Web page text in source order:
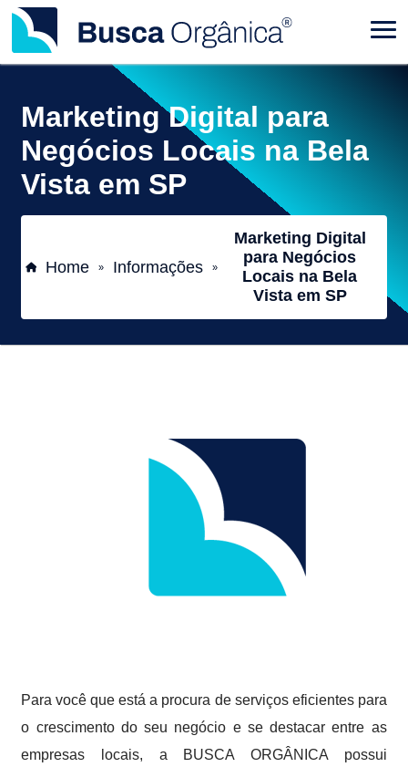
Marketing Digital para
Negócios Locais na Bela
Vista em SP
Home » Informações »
Marketing Digital
para Negócios
Locais na Bela
Vista em SP
Para você que está a procura de serviços eficientes para
o crescimento do seu negócio e se destacar entre as
empresas locais, a BUSCA ORGÂNICA possui